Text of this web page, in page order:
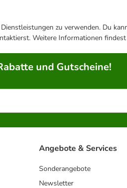
zu verwenden. Du
Weitere Informationen
und Gutscheine!
Angebote & Services
Sonderangebote
Newsletter